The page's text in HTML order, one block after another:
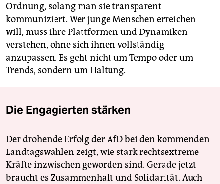
Ordnung, solang man sie transparent
kommuniziert. Wer junge Menschen erreichen
will, muss ihre Plattformen und Dynamiken
verstehen, ohne sich ihnen vollständig
anzupassen. Es geht nicht um Tempo oder um
Trends, sondern um Haltung.
Die Engagierten stärken
Der drohende Erfolg der AfD bei den kommenden
Landtagswahlen zeigt, wie stark rechtsextreme
Kräfte inzwischen geworden sind. Gerade jetzt
braucht es Zusammenhalt und Solidarität. Auch